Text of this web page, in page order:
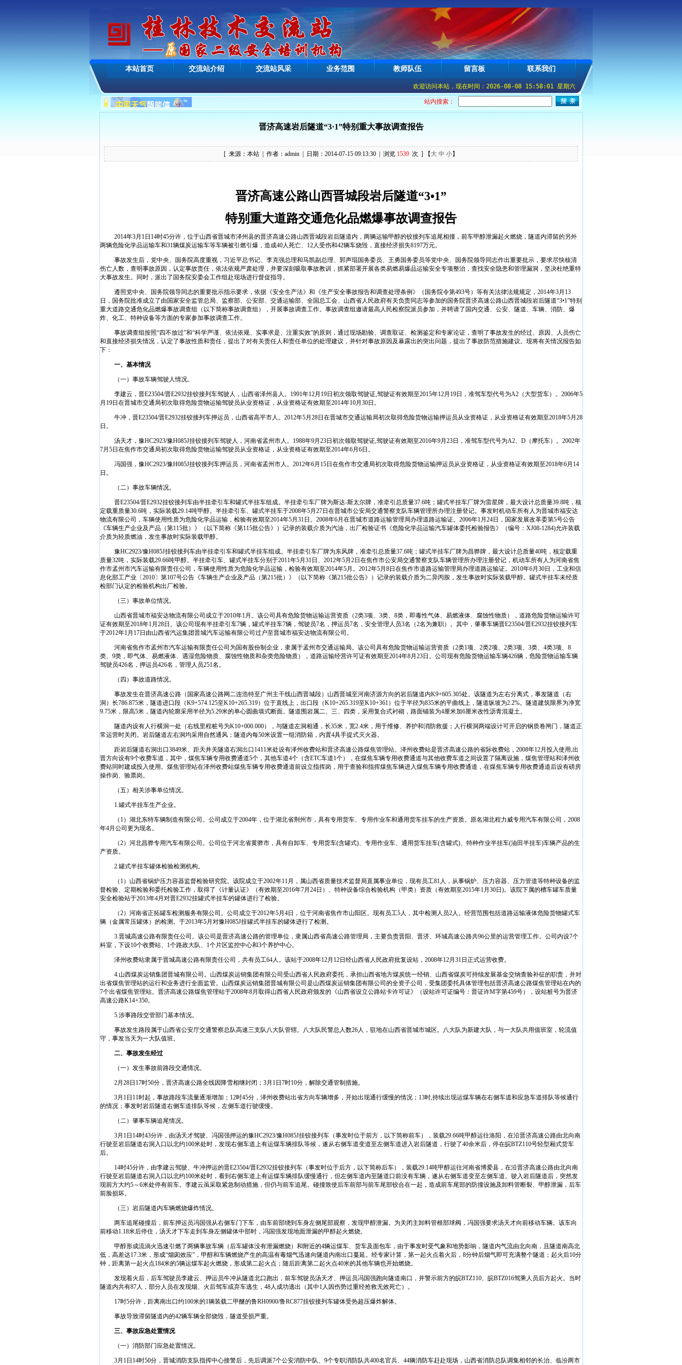
本站首页 交流站介绍 交流站风采 业务范围 教师队伍 留言板 联系我们
欢迎访问本站，现在时间：2026-08-08 15:58:02 星期六
站内搜索：
晋济高速岩后隧道“3·1”特别重大事故调查报告
[ 来源： 本站 | 作者： admin | 日期： 2014-07-15 09:13:30 | 浏览 1539 次 ] 【 大 中 小】
晋济高速公路山西晋城段岩后隧道“3•1”
特别重大道路交通危化品燃爆事故调查报告
2014年3月 1日 14时45分许，位于山西省晋城市泽州县的晋济高速公路山西晋城段岩后隧道内，两辆运输甲醇的铰接列车追尾相撞，前车甲醇泄漏起火燃烧，隧道内滞留的另外
两辆危险化学品运输车和31辆煤炭运输车等车辆被引燃引爆，造成40人死亡、 12人受伤和42辆车烧毁，直接经济损失8197万元。
事故发生后，党中央、国务院高度重视，习近平总书记、李克强总理和马凯副总理、郭声琨国务委员、王勇国务委员等党中央、国务院领导同志作出重要批示，要求尽快核清
伤亡人数，查明事故原因，认定事故责任，依法依规严肃处理，并要深刻吸取事故教训，抓紧部署开展各类易燃易爆品运输安全专项整治，查找安全隐患和管理漏洞，坚决杜绝重特
大事故发生。同时，派出了国务院安委会工作组赴现场进行督促指导。
遵照党中央、国务院领导同志的重要批示指示要求，依据《安全生产法》和《生产安全事故报告和调查处理条例》（国务院令第493号）等有关法律法规规定， 2014年3月 13
日 ，国务院批准成立了由国家安全监管总局、监察部、公安部、交通运输部、全国总工会、山西省人民政府有关负责同志等参加的国务院晋济高速公路山西晋城段岩后隧道“3•1”特别
重大道路交通危化品燃爆事故调查组（以下简称事故调查组），开展事故调查工作。事故调查组邀请最高人民检察院派员参加，并聘请了国内交通、公安、隧道、车辆、消防、爆
炸、化工、特种设备等方面的专家参加事故调查工作。
事故调查组按照“四不放过”和“科学严谨、依法依规、实事求是、注重实效”的原则，通过现场勘验、调查取证、检测鉴定和专家论证，查明了事故发生的经过、原因、人员伤亡
和直接经济损失情况，认定了事故性质和责任，提出了对有关责任人和责任单位的处理建议，并针对事故原因及暴露出的突出问题，提出了事故防范措施建议。现将有关情况报告如
下：
一、基本情况
（一）事故车辆驾驶人情况。
李建云，晋E23504/晋E2932挂铰接列车驾驶人，山西省泽州县人。 1991年12月 19日 初次领取驾驶证,驾驶证有效期至2015年12月 19日 ，准驾车型代号为A2（大型货车）。 2006年5
月 19日 在晋城市交通局初次取得危险货物运输驾驶员从业资格证，从业资格证有效期至2014年10月 30日 。
牛冲，晋E23504/晋E2932挂铰接列车押运员，山西省高平市人。 2012年5月 28日 在晋城市交通运输局初次取得危险货物运输押运员从业资格证，从业资格证有效期至2018年5月 28
日 。
汤天才，豫HC2923/豫H085J挂铰接列车驾驶人，河南省孟州市人。 1988年9月 23日 初次领取驾驶证,驾驶证有效期至2016年9月 23日 ，准驾车型代号为A2、 D（摩托车）。 2002年
7月 5日 在焦作市交通局初次取得危险货物运输驾驶员从业资格证，从业资格证有效期至2014年6月 6日 。
冯国强，豫HC2923/豫H085J挂铰接列车押运员，河南省孟州市人。 2012年6月 15日 在焦作市交通局初次取得危险货物运输押运员从业资格证，从业资格证有效期至2018年6月 14
日 。
（二）事故车辆情况。
晋E23504/晋E2932挂铰接列车由半挂牵引车和罐式半挂车组成。半挂牵引车厂牌为斯达-斯太尔牌，准牵引总质量37.6吨；罐式半挂车厂牌为雷星牌，最大设计总质量39.8吨，核
定载重质量30.6吨，实际装载29.14吨甲醇。半挂牵引车、罐式半挂车于2008年5月 27日 在晋城市公安局交通警察支队车辆管理所办理注册登记。事发时机动车所有人为晋城市福安达
物流有限公司，车辆使用性质为危险化学品运输，检验有效期至2014年5月 31日 。 2008年6月在晋城市道路运输管理局办理道路运输证。 2006年1月 24日 ，国家发展改革委第5号公告
《车辆生产企业及产品（第115批）》（以下简称《第115批公告》）记录的装载介质为汽油，出厂检验证书《危险化学品运输汽车罐体委托检验报告》（编号： XJ08-1284)允许装载
介质为轻质燃油，发生事故时实际装载甲醇。
豫HC2923/豫H085J挂铰接列车由半挂牵引车和罐式半挂车组成。半挂牵引车厂牌为东风牌，准牵引总质量37.6吨；罐式半挂车厂牌为昌骅牌，最大设计总质量40吨，核定载重
质量32吨，实际装载29.66吨甲醇。半挂牵引车、罐式半挂车分别于2011年5月 31日 、 2012年5月 2日 在焦作市公安局交通警察支队车辆管理所办理注册登记，机动车所有人为河南省焦
作市孟州市汽车运输有限责任公司，车辆使用性质为危险化学品运输，检验有效期至2014年5月。 2012年5月 8日 在焦作市道路运输管理局办理道路运输证。 2010年6月 30日 ，工业和信
息化部工产业〔2010〕第107号公告《车辆生产企业及产品（第215批）》（以下简称《第215批公告》）记录的装载介质为二异丙胺，发生事故时实际装载甲醇。罐式半挂车未经质
检部门认定的检验机构出厂检验。
（三）事故单位情况。
山西省晋城市福安达物流有限公司成立于2010年1月。该公司具有危险货物运输运营资质（2类3项、 3类、 8类，即毒性气体、易燃液体、腐蚀性物质），道路危险货物运输许可
证有效期至2018年1月 28日 。该公司现有半挂牵引车7辆，罐式半挂车7辆，驾驶员7名，押运员7名，安全管理人员3名（2名为兼职）。其中，肇事车辆晋E23504/晋E2932挂铰接列车
于2012年1月 17日 由山西省汽运集团晋城汽车运输有限公司过户至晋城市福安达物流有限公司。
河南省焦作市孟州市汽车运输有限责任公司为国有股份制企业，隶属于孟州市交通运输局。该公司具有危险货物运输运营资质（2类1项、 2类2项、 2类3项、 3类、 4类3项、 8
类、 9类，即气体、易燃液体、遇湿危险物质、腐蚀性物质和杂类危险物质），道路运输经营许可证有效期至2014年8月 23日 。公司现有危险货物运输车辆426辆，危险货物运输车辆
驾驶员426名，押运员426名，管理人员251名。
（四）事故道路情况。
事故发生在晋济高速公路（国家高速公路网二连浩特至广州主干线山西晋城段）山西晋城至河南济源方向的岩后隧道内K9+605.305处。该隧道为左右分离式，事发隧道（右
洞）长786.875米，隧道进口段（K9+574.125至K10+265.319）位于直线上，出口段（K10+265.319至K10+361）位于半径为835米的平曲线上，隧道纵坡为2.2%。隧道建筑限界为净宽
9.75米，限高5米，隧道内轮廓采用半径为5.29米的单心圆曲墙式断面。隧道围岩属二、三、四类，采用复合式衬砌，路面铺装为4厘米加6厘米改性沥青混凝土。
隧道内设有人行横洞一处（右线里程桩号为K10+000.000），与隧道左洞相通，长35米，宽2.4米，用于维修、养护和消防救援；人行横洞两端设计可开启的钢质卷闸门，隧道正
常运营时关闭。岩后隧道左右洞均采用自然通风；隧道内每50米设置一组消防箱，内置4具手提式灭火器。
距岩后隧道右洞出口3849米、距天井关隧道右洞出口 1411米处设有泽州收费站和晋济高速公路煤焦管理站。泽州收费站是晋济高速公路的省际收费站， 2008年12月投入使用,出
晋方向设有9个收费车道，其中，煤焦车辆专用收费通道5个，其他车道4个（含ETC车道1个），在煤焦车辆专用收费通道与其他收费车道之间设置了隔离设施，煤焦管理站和泽州收
费站同时建成投入使用。煤焦管理站在泽州收费站煤焦车辆专用收费通道前设立指挥岗，用于查验和指挥煤焦车辆进入煤焦车辆专用收费通道，在煤焦车辆专用收费通道后设有磅房
操作岗、验票岗。
（五）相关涉事单位情况。
1.罐式半挂车生产企业。
（ 1）湖北东特车辆制造有限公司。公司成立于2004年，位于湖北省荆州市，具有专用货车、专用作业车和通用货车挂车的生产资质。原名湖北程力威专用汽车有限公司， 2008
年4月公司更为现名。
（2）河北昌骅专用汽车有限公司。公司位于河北省黄骅市，具有自卸车、专用货车(含罐式)、专用作业车、通用货车挂车(含罐式)、特种作业半挂车(油田半挂车)车辆产品的生
产资质。
2.罐式半挂车罐体检验检测机构。
（ 1）山西省锅炉压力容器监督检验研究院。该院成立于2002年11月，属山西省质量技术监督局直属事业单位，现有员工81人，从事锅炉、压力容器、压力管道等特种设备的监
督检验、定期检验和委托检验工作，取得了《计量认证》（有效期至2016年7月 24日 ）、特种设备综合检验机构（甲类）资质（有效期至2015年1月 30日 )。该院下属的槽车罐车质量
安全检验站于2013年4月对晋E2932挂罐式半挂车的罐体进行了检验。
（2）河南省正拓罐车检测服务有限公司。公司成立于2012年5月 4日 ，位于河南省焦作市山阳区。现有员工5人，其中检测人员2人。经营范围包括道路运输液体危险货物罐式车
辆（金属常压罐体）的检测。于2013年5月对豫H085J挂罐式半挂车的罐体进行了检测。
3.晋城高速公路有限责任公司。该公司是晋济高速公路的管理单位，隶属山西省高速公路管理局，主要负责晋阳、晋济、环城高速公路共96公里的运营管理工作。公司内设7个
科室，下设10个收费站、 1个路政大队、 1个片区监控中心和3个养护中心。
泽州收费站隶属于晋城高速公路有限责任公司，共有员工64人。该站于2008年12月 12日 经山西省人民政府批复设站， 2008年12月 31日 正式运营收费。
4.山西煤炭运销集团晋城有限公司。山西煤炭运销集团有限公司受山西省人民政府委托，承担山西省地方煤炭统一经销、山西省煤炭可持续发展基金交纳查验补征的职责，并对
出省煤焦管理站的运行和业务进行全面监管。山西煤炭运销集团晋城有限公司是山西煤炭运销集团有限公司的全资子公司，受集团委托具体管理包括晋济高速公路煤焦管理站在内的
7个出省煤焦管理站。晋济高速公路煤焦管理站于2008年8月取得山西省人民政府颁发的《山西省设立公路站卡许可证》（设站许可证编号：晋证许M字第459号），设站桩号为晋济
高速公路K14+350。
5.涉事路段交管部门基本情况。
事故发生路段属于山西省公安厅交通警察总队高速三支队八大队管辖。八大队民警总人数26人，驻地在山西省晋城市城区。八大队为新建大队，与一大队共用值班室，轮流值
守，事发当天为一大队值班。
二、事故发生经过
（一）发生事故前路段交通情况。
2月 28日 17时50分，晋济高速公路全线因降雪相继封闭； 3月 1日 7时10分，解除交通管制措施。
3月 1日 11时起，事故路段车流量逐渐增加； 12时45分，泽州收费站出省方向车辆增多，开始出现通行缓慢的情况； 13时,持续出现运煤车辆在右侧车道和应急车道排队等候通行
的情况；事发时岩后隧道右侧车道排队等候，左侧车道行驶缓慢。
（二）肇事车辆追尾情况。
3月 1日 14时43分许，由汤天才驾驶、冯国强押运的豫HC2923/豫H085J挂铰接列车（事发时位于前方，以下简称前车），装载29.66吨甲醇运往洛阳，在沿晋济高速公路由北向南
行驶至岩后隧道右洞入口以北约100米处时，发现右侧车道上有运煤车辆排队等候，遂从右侧车道变道至左侧车道进入岩后隧道，行驶了40余米后，停在皖BTZ110号轻型厢式货车
后。
14时45分许，由李建云驾驶、牛冲押运的晋E23504/晋E2932挂铰接列车（事发时位于后方，以下简称后车），装载29.14吨甲醇运往河南省博爱县，在沿晋济高速公路由北向南
行驶至岩后隧道右洞入口以北约100米处时，看到右侧车道上有运煤车辆排队缓慢通行，但左侧车道内至隧道口前没有车辆，遂从右侧车道变至左侧车道。驶入岩后隧道后，突然发
现前方大约5～6米处停有前车。李建云虽采取紧急制动措施，但仍与前车追尾。碰撞致使后车前部与前车尾部铰合在一起，造成前车尾部的防撞设施及卸料管断裂、甲醇泄漏，后车
前脸损坏。
（三）岩后隧道内车辆燃烧爆炸情况。
两车追尾碰撞后，前车押运员冯国强从右侧车门下车，由车前部绕到车身左侧尾部观察，发现甲醇泄漏。为关闭主卸料管根部球阀，冯国强要求汤天才向前移动车辆。该车向
前移动1.18米后停住，汤天才下车走到车身左侧罐体中部时，冯国强发现地面泄漏的甲醇起火燃烧。
甲醇形成流淌火迅速引燃了两辆事故车辆（后车罐体没有泄漏燃烧）和附近的4辆运煤车、货车及面包车，由于事发时受气象和地势影响，隧道内气流由北向南，且隧道南高北
低，高差达17.3米，形成“烟囱效应”，甲醇和车辆燃烧产生的高温有毒烟气迅速向隧道内南出口蔓延。经专家计算，第一起火点着火后， 8分钟后烟气即可充满整个隧道；起火后10分
钟，距离第一起火点184米的5辆运煤车起火燃烧，形成第二起火点；随后距离第二起火点40米的其他车辆也开始燃烧。
发现着火后，后车驾驶员李建云、押运员牛冲从隧道北口跑出，前车驾驶员汤天才、押运员冯国强跑向隧道南口，并警示前方的皖BTZ110、皖BTZ016驾乘人员后方起火。当时
隧道内共有87人，部分人员在发现烟、火后驾车或弃车逃生， 48人成功逃出（其中1人因伤势过重经抢救无效死亡）。
17时5分许，距离南出口约100米的1辆装载二甲醚的鲁RH0900/鲁RC877挂铰接列车罐体受热超压爆炸解体。
事故导致滞留隧道内的42辆车辆全部烧毁，隧道受损严重。
三、事故应急处置情况
（一）消防部门应急处置情况。
3月 1日 14时50分，晋城消防支队指挥中心接警后，先后调派7个公安消防中队、 9个专职消防队共400名官兵、 44辆消防车赶赴现场，山西省消防总队调集相邻的长治、临汾两市